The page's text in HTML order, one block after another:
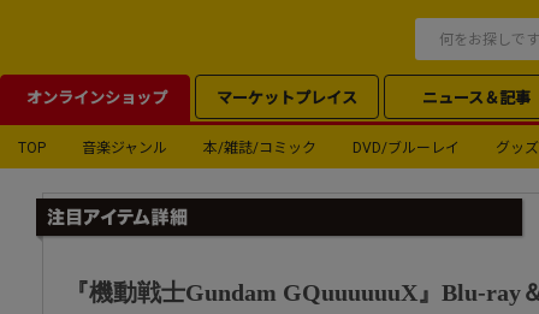
オンラインショップ マーケットプレイス ニュース＆記事
TOP 音楽ジャンル 本/雑誌/コミック DVD/ブルーレイ グッズ
『機動戦士Gundam GQuuuuuuX』Blu-ray